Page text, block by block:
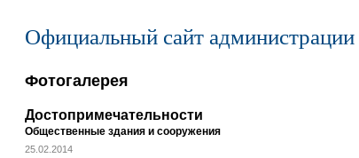
Официальный сайт
Фотогалерея
Достопримечательности
Общественные здания и сооружения
25.02.2014